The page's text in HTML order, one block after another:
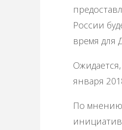
России
время для
января
По мнению